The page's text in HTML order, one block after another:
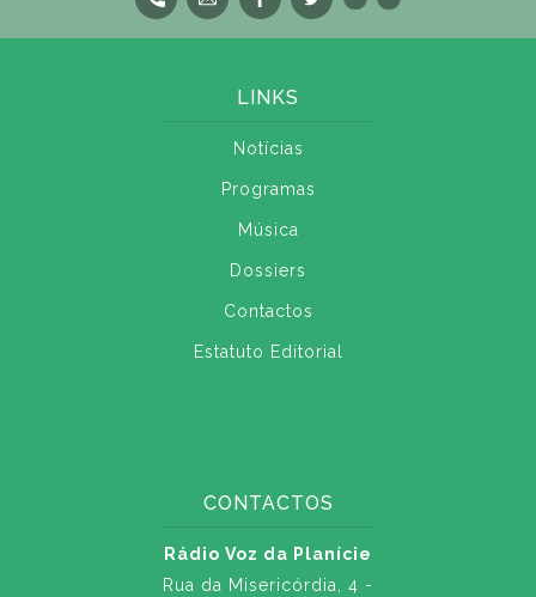
LINKS
Notícias
Programas
Música
Dossiers
Contactos
Estatuto Editorial
CONTACTOS
Rádio Voz da Planície
Rua da Misericórdia, 4 -